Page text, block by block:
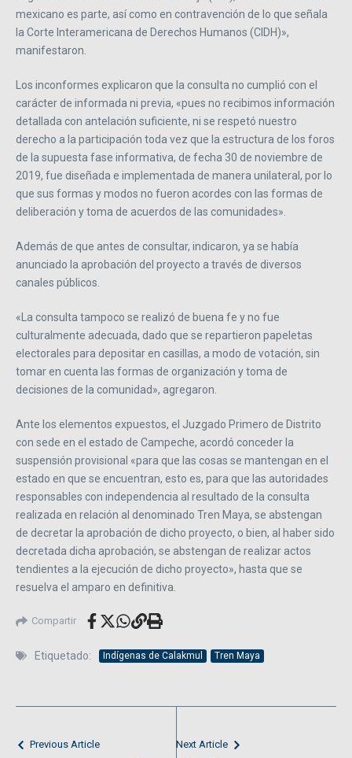
mexicano es parte, así como en contravención de lo que señala
la Corte Interamericana de Derechos Humanos (CIDH)»,
manifestaron.
Los inconformes explicaron que la consulta no cumplió con el
carácter de informada ni previa, «pues no recibimos información
detallada con antelación suficiente, ni se respetó nuestro
derecho a la participación toda vez que la estructura de los foros
de la supuesta fase informativa, de fecha 30 de noviembre de
2019, fue diseñada e implementada de manera unilateral, por lo
que sus formas y modos no fueron acordes con las formas de
deliberación y toma de acuerdos de las comunidades».
Además de que antes de consultar, indicaron, ya se había
anunciado la aprobación del proyecto a través de diversos
canales públicos.
«La consulta tampoco se realizó de buena fe y no fue
culturalmente adecuada, dado que se repartieron papeletas
electorales para depositar en casillas, a modo de votación, sin
tomar en cuenta las formas de organización y toma de
decisiones de la comunidad», agregaron.
Ante los elementos expuestos, el Juzgado Primero de Distrito
con sede en el estado de Campeche, acordó conceder la
suspensión provisional «para que las cosas se mantengan en el
estado en que se encuentran, esto es, para que las autoridades
responsables con independencia al resultado de la consulta
realizada en relación al denominado Tren Maya, se abstengan
de decretar la aprobación de dicho proyecto, o bien, al haber sido
decretada dicha aprobación, se abstengan de realizar actos
tendientes a la ejecución de dicho proyecto», hasta que se
resuelva el amparo en definitiva.
Compartir
Etiquetado: Indígenas de Calakmul Tren Maya
Previous Article Next Article